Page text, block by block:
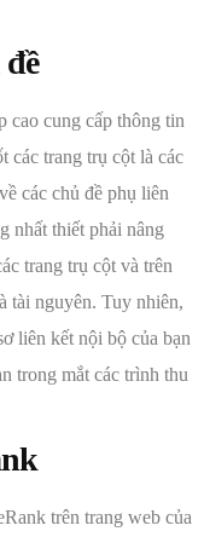
cao cung cấp thông tin
các trang trụ cột là các
các chủ đề phụ liên
nhất thiết phải nâng
trang trụ cột và trên
tài nguyên. Tuy nhiên,
liên kết nội bộ của bạn
trong mắt các trình thu
trên trang web của